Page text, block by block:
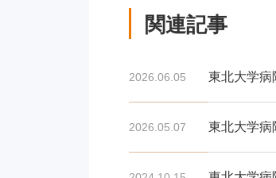
関連記事
2026.06.05 東北大学病
2026.05.07 東北大学病